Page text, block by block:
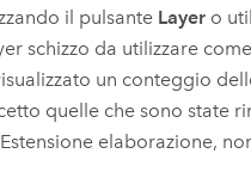
il pulsante Layero
schizzo da utilizzare
un conteggio
quelle che sono state
elaborazione,